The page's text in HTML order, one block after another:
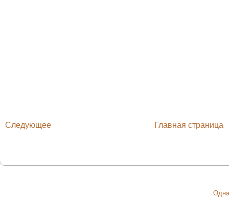
Следующее Главная страница